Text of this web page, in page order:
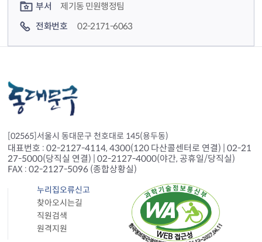
부서
제기동 민원행정팀
전화번호
02-2171-6063
[02565]서울시 동대문구 천호대로 145(용두동)
대표번호 : 02-2127-4114, 4300(120 다산콜센터로 연결) | 02-21
27-5000(당직실 연결) | 02-2127-4000(야간, 공휴일/당직실)
FAX : 02-2127-5096 (종합상황실)
누리집오류신고
찾아오시는길
직원검색
원격지원